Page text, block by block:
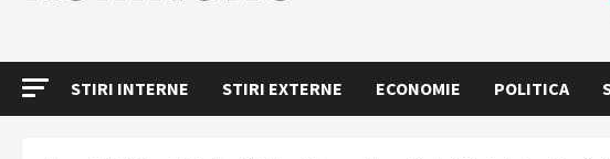
STIRI INTERNE STIRI EXTERNE ECONOMIE POLITICA